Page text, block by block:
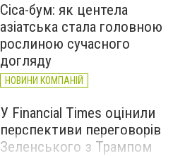
Cica-бум: як центела
азіатська стала головною
рослиною сучасного
догляду
НОВИНИ КОМПАНІЙ
У Financial Times оцінили
перспективи переговорів
Зеленського з Трампом